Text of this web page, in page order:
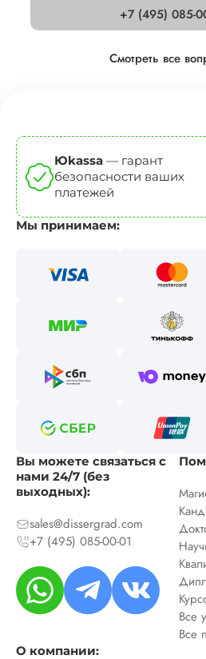
+7 (495) 085-
Смотреть все
Юkassa — гарант
безопасности ваших
платежей
Мы принимаем:
Вы можете связаться с
нами 24/7 (без
выходных):
sales@dissergrad.com
+7 (495) 085-00-01
Все
Все
О компании: